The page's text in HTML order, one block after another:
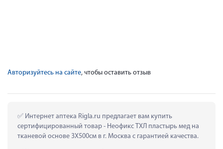
Авторизуйтесь на сайте, чтобы оставить отзыв
Интернет аптека Rigla.ru предлагает вам купить
сертифицированный товар - Неофикс ТХЛ пластырь мед на
тканевой основе 3Х500см в г. Москва с гарантией качества.